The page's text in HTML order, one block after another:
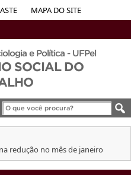
MAPA DO SITE
e Política - UFPel
SOCIAL DO
redução no mês de janeiro